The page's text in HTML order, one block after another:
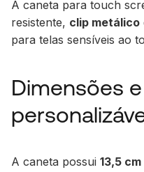
A caneta para touch
resistente, clip metálico
para telas sensíveis ao
Dimensões
A caneta possui 13,5